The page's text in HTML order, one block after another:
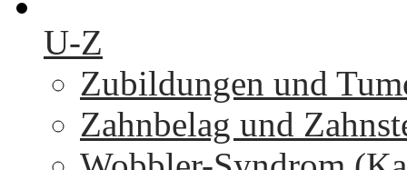
U-Z
Zubildungen und
Zahnbelag und